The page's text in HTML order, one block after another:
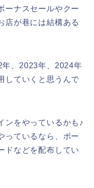
ーナスセールやクー
店が巷には結構ある
、2023年、2024年
していくと思うんで
ンをやっているかも♪
っているなら、ボー
ドなどを配布してい